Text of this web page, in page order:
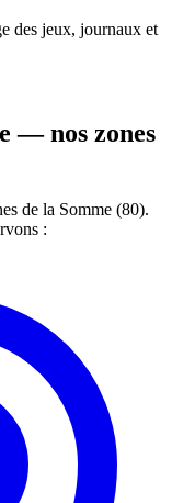
des jeux, journaux et
—nos zones
de la Somme (80).
: